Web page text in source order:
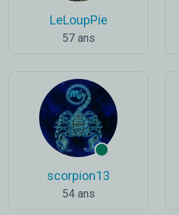
LeLoupPie
57 ans
scorpion13
54 ans